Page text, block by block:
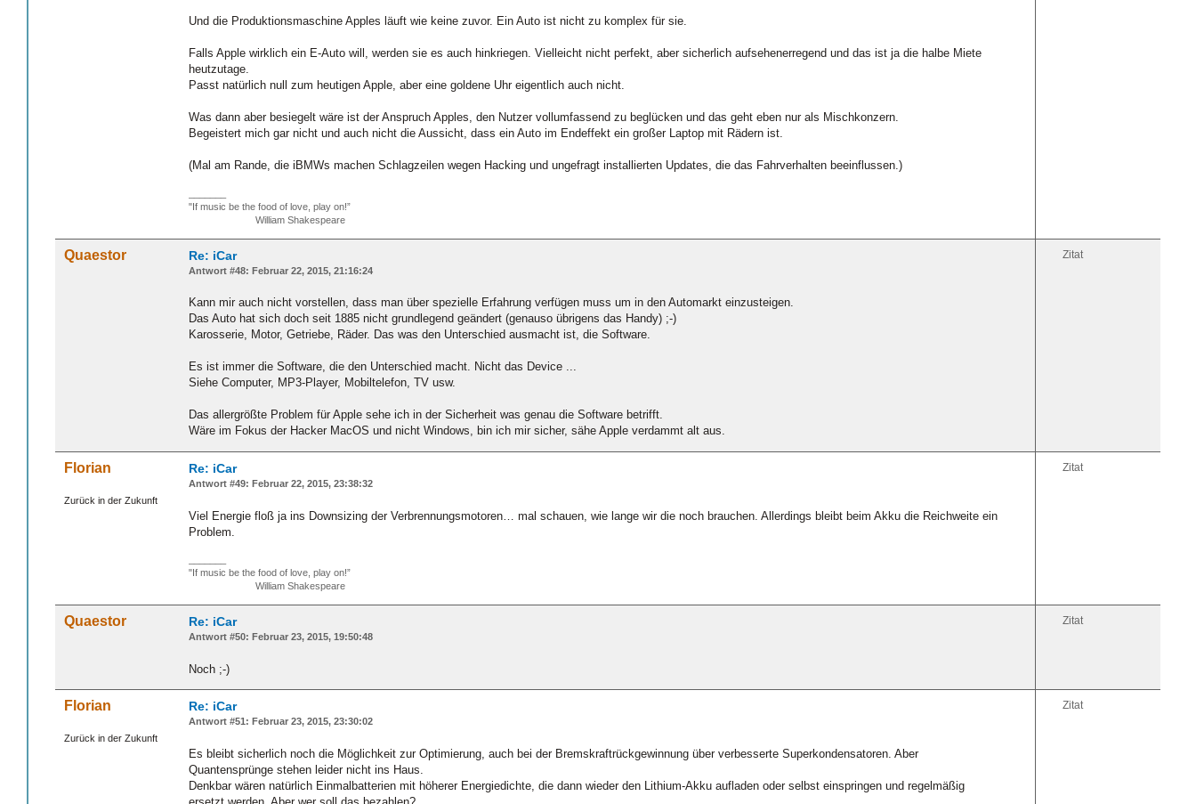
Und die Produktionsmaschine Apples läuft wie keine zuvor. Ein Auto ist nicht zu komplex für sie.
Falls Apple wirklich ein E-Auto will, werden sie es auch hinkriegen. Vielleicht nicht perfekt, aber sicherlich aufsehenerregend und das ist ja die halbe Miete
heutzutage.
Passt natürlich null zum heutigen Apple, aber eine goldene Uhr eigentlich auch nicht.
Was dann aber besiegelt wäre ist der Anspruch Apples, den Nutzer vollumfassend zu beglücken und das geht eben nur als Mischkonzern.
Begeistert mich gar nicht und auch nicht die Aussicht, dass ein Auto im Endeffekt ein großer Laptop mit Rädern ist.
(Mal am Rande, die iBMWs machen Schlagzeilen wegen Hacking und ungefragt installierten Updates, die das Fahrverhalten beeinflussen.)
"If music be the food of love, play on!”
William Shakespeare
Quaestor Zitat
Re: iCar
Antwort #48: Februar 22, 2015, 21:16:24
Kann mir auch nicht vorstellen, dass man über spezielle Erfahrung verfügen muss um in den Automarkt einzusteigen.
Das Auto hat sich doch seit 1885 nicht grundlegend geändert (genauso übrigens das Handy) ;-)
Karosserie, Motor, Getriebe, Räder. Das was den Unterschied ausmacht ist, die Software.
Es ist immer die Software, die den Unterschied macht. Nicht das Device ...
Siehe Computer, MP3-Player, Mobiltelefon, TV usw.
Das allergrößte Problem für Apple sehe ich in der Sicherheit was genau die Software betrifft.
Wäre im Fokus der Hacker MacOS und nicht Windows, bin ich mir sicher, sähe Apple verdammt alt aus.
Florian
Zurück in der Zukunft
Zitat
Re: iCar
Antwort #49: Februar 22, 2015, 23:38:32
Viel Energie floß ja ins Downsizing der Verbrennungsmotoren… mal schauen, wie lange wir die noch brauchen. Allerdings bleibt beim Akku die Reichweite ein
Problem.
"If music be the food of love, play on!”
William Shakespeare
Quaestor Zitat
Re: iCar
Antwort #50: Februar 23, 2015, 19:50:48
Noch ;-)
Florian
Zurück in der Zukunft
Zitat
Re: iCar
Antwort #51: Februar 23, 2015, 23:30:02
Es bleibt sicherlich noch die Möglichkeit zur Optimierung, auch bei der Bremskraftrückgewinnung über verbesserte Superkondensatoren. Aber
Quantensprünge stehen leider nicht ins Haus.
Denkbar wären natürlich Einmalbatterien mit höherer Energiedichte, die dann wieder den Lithium-Akku aufladen oder selbst einspringen und regelmäßig